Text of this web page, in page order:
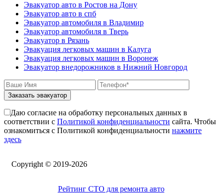
Эвакуатор авто в Ростов на Дону
Эвакуатор авто в спб
Эвакуатор автомобиля в Владимир
Эвакуатор автомобиля в Тверь
Эвакуатор в Рязань
Эвакуация легковых машин в Калуга
Эвакуация легковых машин в Воронеж
Эвакуатор внедорожников в Нижний Новгород
Заказать эвакуатор
Даю согласие на обработку персональных данных в
соответствии с Политикой конфиденциальности сайта. Чтобы
ознакомиться с Политикой конфиденциальности нажмите
здесь
Сopyright © 2019-2026
Рейтинг СТО для ремонта авто